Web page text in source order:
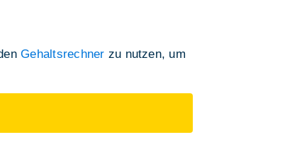
Gehaltsrechner zu nutzen, um